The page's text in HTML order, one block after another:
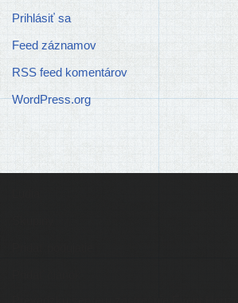
Prihlásiť sa
Feed záznamov
RSS feed komentárov
WordPress.org